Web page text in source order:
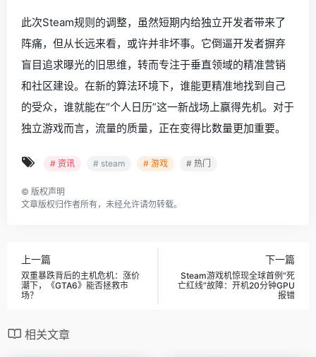
此次Steam规则的调整，虽然短期内给独立开发者带来了
阵痛，但从长远来看，或许并非坏事。它倒逼开发者摒弃
盲目追求曝光的旧思维，转而专注于垂直领域的精准营销
和社区建设。在新的算法环境下，谁能更精准地找到自己
的受众，谁就能在“个人日历”这一新战场上赢得先机。对于
独立游戏而言，流量的质量，正在变得比数量更加重要。
# 资讯 # steam # 游戏 # 热门
© 版权声明
文章版权归作者所有，未经允许请勿转载。
上一篇
双重暴跌背后的主机危机：涨价
潮下，《GTA6》能否拯救市
场？
下一篇
Steam游戏机惊现全球首例“死
亡红线”故障：开机20分钟GPU
报错
相关文章